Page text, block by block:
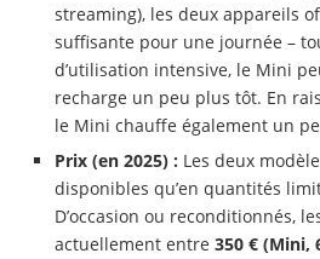
streaming), les deux appareils
suffisante pour une journée –
d’utilisation intensive, le Mini
recharge un peu plus tôt. En
le Mini chauffe également un
Prix (en 2025) : Les deux
disponibles qu’en quantités
D’occasion ou reconditionnés,
actuellement entre 350 € (Mini,